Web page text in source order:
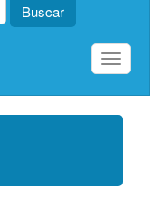
Buscar
Toggle